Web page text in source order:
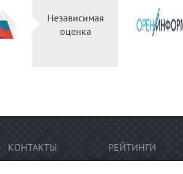
Независимая
оценка
КОНТАКТЫ РЕЙТИНГИ